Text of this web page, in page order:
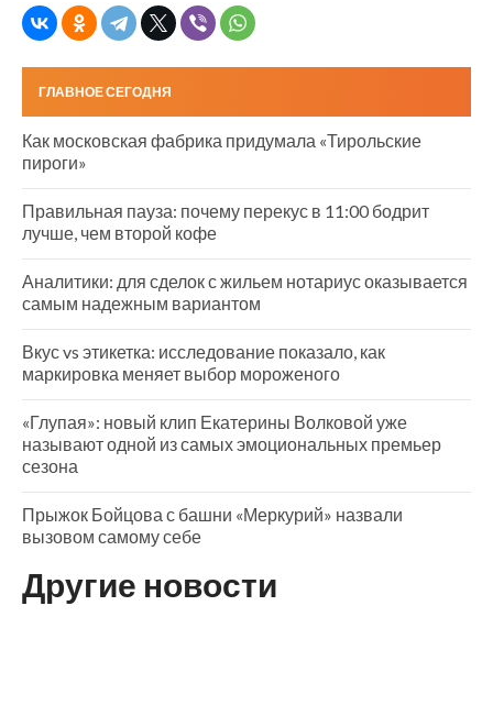
ГЛАВНОЕ СЕГОДНЯ
Как московская фабрика придумала «Тирольские
пироги»
Правильная пауза: почему перекус в 11:00 бодрит
лучше, чем второй кофе
Аналитики: для сделок с жильем нотариус оказывается
самым надежным вариантом
Вкус vs этикетка: исследование показало, как
маркировка меняет выбор мороженого
«Глупая»: новый клип Екатерины Волковой уже
называют одной из самых эмоциональных премьер
сезона
Прыжок Бойцова с башни «Меркурий» назвали
вызовом самому себе
Другие новости